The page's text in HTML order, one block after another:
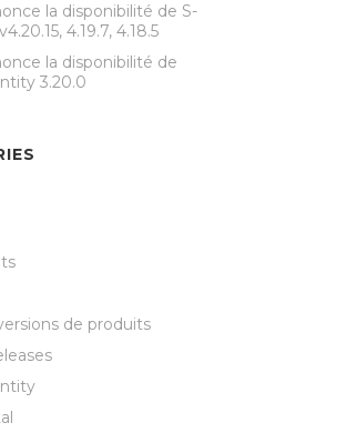
la disponibilité de S-
4.19.7, 4.18.5
la disponibilité de
3.20.0
de produits